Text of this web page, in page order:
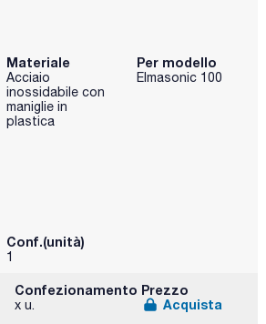
Materiale
Acciaio
inossidabile con
maniglie in
plastica
Per modello
Elmasonic 100
Conf.(unità)
1
Confezionamento
x u.
Prezzo
Acquista